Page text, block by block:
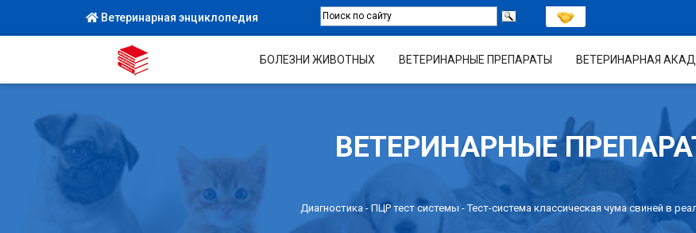
Ветеринарная энциклопедия
БОЛЕЗНИ ЖИВОТНЫХ ВЕТЕРИНАРНЫЕ ПРЕПАРАТЫ ВЕТЕРИНАРНАЯ
ВЕТЕРИНАРНЫЕ
Диагностика - ПЦР тест системы - Тест-система классическая чума свиней в